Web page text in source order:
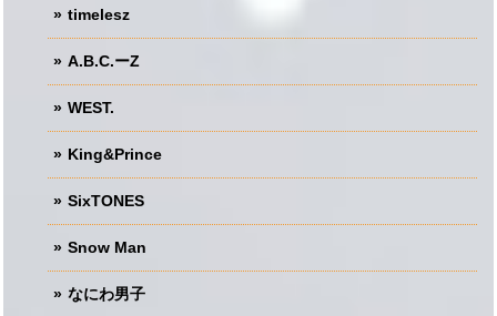
timelesz
A.B.C.ーZ
WEST.
King&Prince
SixTONES
Snow Man
なにわ男子